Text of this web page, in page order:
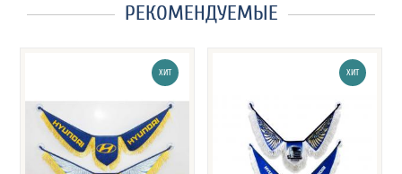
РЕКОМЕНДУЕМЫЕ
ХИТ ХИТ